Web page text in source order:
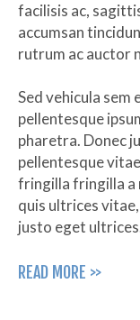
facilisis ac,
accumsan
rutrum ac auctor
Sed vehicula sem
pellentesque
pharetra. Donec
pellentesque
fringilla fringilla a
quis ultrices
justo eget
READ MORE >>